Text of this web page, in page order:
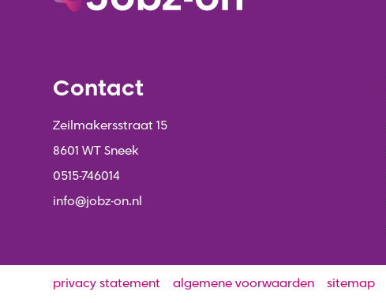
Contact
Zeilmakersstraat 15
8601 WT Sneek
0515-746014
info@jobz-on.nl
privacy statement algemene voorwaarden sitemap